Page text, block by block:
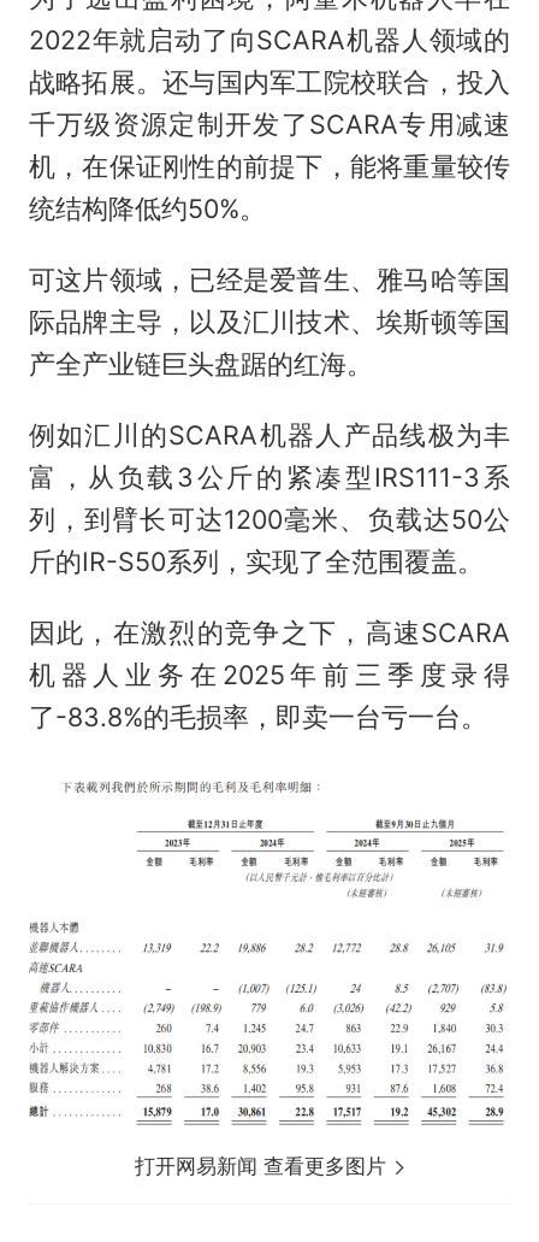
2022年就启动了向SCARA机器人领域的
战略拓展。还与国内军工院校联合，投入
千万级资源定制开发了SCARA专用减速
机，在保证刚性的前提下，能将重量较传
统结构降低约50%。
可这片领域，已经是爱普生、雅马哈等国
际品牌主导，以及汇川技术、埃斯顿等国
产全产业链巨头盘踞的红海。
例如汇川的SCARA机器人产品线极为丰
富，从负载3公斤的紧凑型IRS111-3系
列，到臂长可达1200毫米、负载达50公
斤的IR-S50系列，实现了全范围覆盖。
因此，在激烈的竞争之下，高速SCARA
机器人业务在2025年前三季度录得
了-83.8%的毛损率，即卖一台亏一台。
打开网易新闻 查看更多图片